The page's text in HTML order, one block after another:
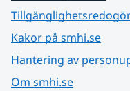
Kakor på smhi.se
Hantering av
Om smhi.se